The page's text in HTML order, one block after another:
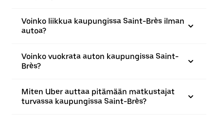
Voinko liikkua kaupungissa Saint-Brès ilman
autoa?
Voinko vuokrata auton kaupungissa Saint-
Brès?
Miten Uber auttaa pitämään matkustajat
turvassa kaupungissa Saint-Brès?